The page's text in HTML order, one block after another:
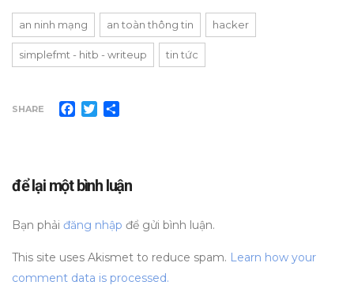
an ninh mạng an toàn thông tin hacker
simplefmt - hitb - writeup tin tức
SHARE Facebook
Twitter
để lại một bình luận
Bạn phải đăng nhập để gửi bình luận.
This site uses Akismet to reduce spam. Learn how your
comment data is processed.